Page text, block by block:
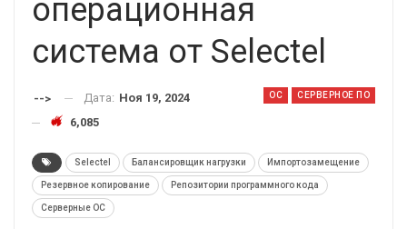
операционная
система от Selectel
ОС СЕРВЕРНОЕ ПО
--> Дата: Ноя 19, 2024
6,085
Selectel Балансировщик нагрузки Импортозамещение
Резервное копирование Репозитории программного кода
Серверные ОС